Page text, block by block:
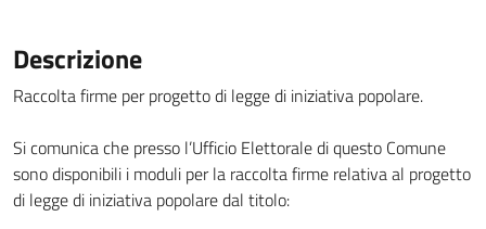
Descrizione
Raccolta firme per progetto di legge di iniziativa popolare.
Si comunica che presso l’Ufficio Elettorale di questo Comune
sono disponibili i moduli per la raccolta firme relativa al progetto
di legge di iniziativa popolare dal titolo: